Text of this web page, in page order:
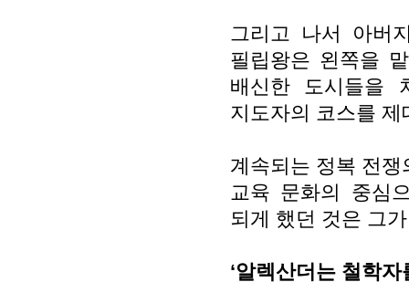
그리고 나서 아버
필립왕은 왼쪽을
배신한 도시들을
지도자의 코스를
계속되는 정복 전
교육 문화의 중심
되게 했던 것은 그
‘알렉산더는 철학자